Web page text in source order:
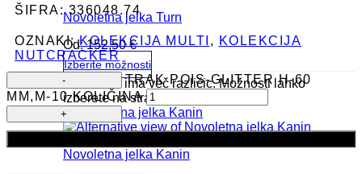
Novoletna jelka Turn
Od:152,50€
Izberite možnosti
Ta izdelek ima več različic. Možnosti lahko
izberete na strani izdelka
Novoletna jelka Kanin
ŠIFRA:336048.74
OZNAKI:KOLEKCIJA MULTI , KOLEKCIJA
NUTCRACKER
TRAK POIS-GLITTER H-60
MM,M-10 KOLIČINA